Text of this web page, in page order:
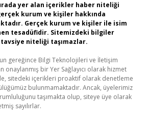
yer alan içerikler haber niteliği
kurum ve kişiler hakkında
Gerçek kurum ve kişiler ile isim
tesadüfidir. Sitemizdeki bilgiler
niteliği taşımazlar.
gereğince Bilgi Teknolojileri ve İletişim
onaylanmış bir Yer Sağlayıcı olarak hizmet
sitedeki içerikleri proaktif olarak denetleme
bulunmamaktadır. Ancak, üyelerimiz
taşımakta olup, siteye üye olarak
sayılırlar.